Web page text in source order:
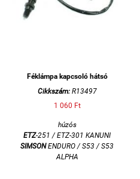
Féklámpa kapcsoló hátsó
Cikkszám:R13497
1 060 Ft
húzós
ETZ-251 / ETZ-301 KANUNI
SIMSONENDURO / S53 / S53
ALPHA